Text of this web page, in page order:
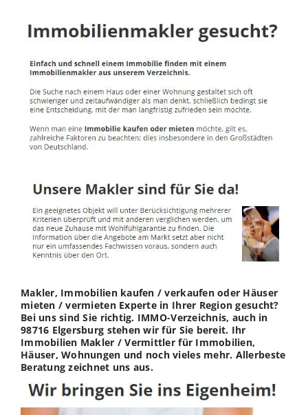
Makler, Immobilien kaufen / verkaufen oder Häuser
mieten / vermieten Experte in Ihrer Region gesucht?
Bei uns sind Sie richtig. IMMO-Verzeichnis, auch in
98716 Elgersburg stehen wir für Sie bereit. Ihr
Immobilien Makler / Vermittler für Immobilien,
Häuser, Wohnungen und noch vieles mehr. Allerbeste
Beratung zeichnet uns aus.